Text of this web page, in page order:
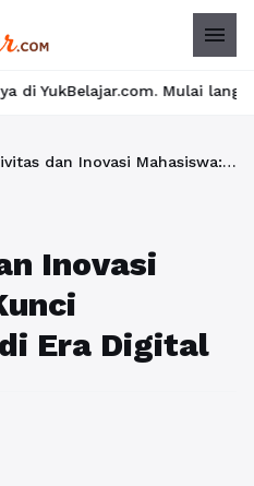
menu
langkah suksesmu
Kreativitas dan Inovasi Mahasiswa: Kunci Berkembang di Era Digital
Inovasi
Era Digital